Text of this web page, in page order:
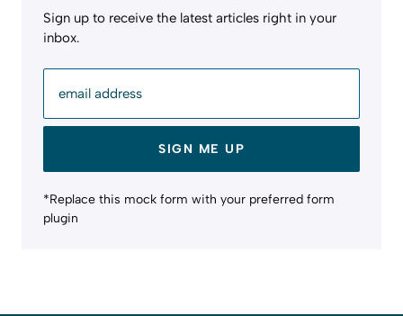
Sign up to receive the latest articles right in your
inbox.
email address
SIGN ME UP
*Replace this mock form with your preferred form
plugin